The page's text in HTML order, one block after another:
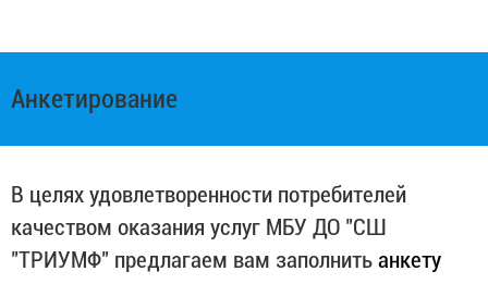
Анкетирование
В целях удовлетворенности потребителей
качеством оказания услуг МБУ ДО "СШ
"ТРИУМФ" предлагаем вам заполнить анкету